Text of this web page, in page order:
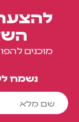
מוכנים
נשמח